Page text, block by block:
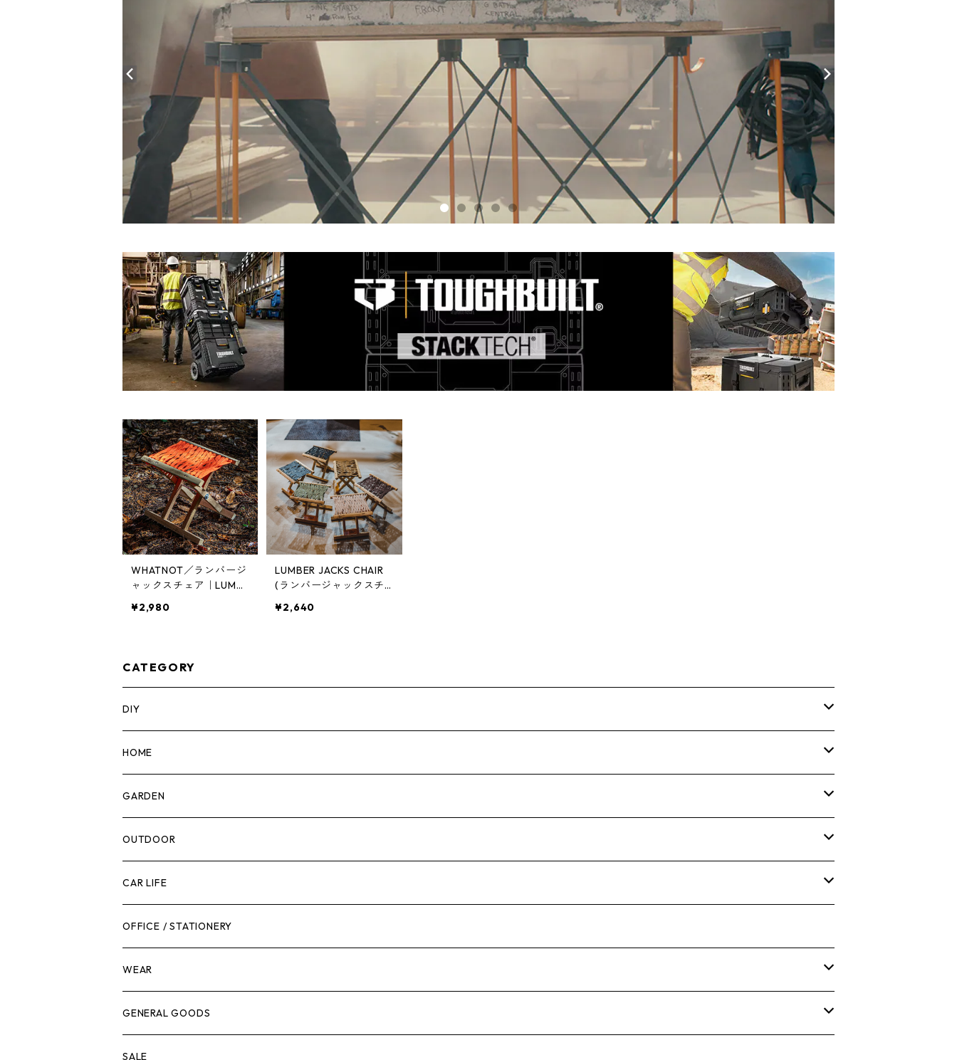
WHATNOT／ランバージ
ャックスチェア｜LUMBE
り畳みアウトドアチェア
¥2,980
LUMBER JACKS CHAIR
(ランバージャックスチ
トドアチェア LUM-CH
¥2,640
CATEGORY
DIY
マーカー
計測機器
腰袋・ツールホルスター
工具箱
作業台
脚立
ケミカル
その他
HOME
5ガロンバケツ
キッチン
日用品
ボディケア
GARDEN
剪定ばさみ
ガーデンツール
ガーデンチェア
キャビネット・ツールハンガー
冬季用品
その他
OUTDOOR
スツール
バンジーバンド
ストレージボックス
クーラーボックス
ナイフ
CAR LIFE
メンテナンスグッズ
車内グッズ
車外グッズ
芳香剤
OFFICE / STATIONERY
WEAR
トップス
ボトムス
GENERAL GOODS
ウォレット
SALE